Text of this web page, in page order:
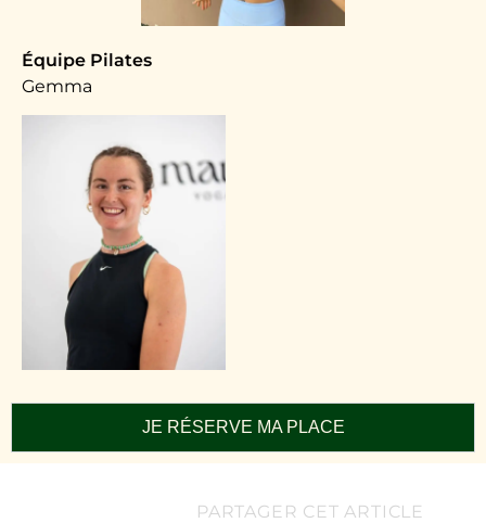
Équipe Pilates
Gemma
JE RÉSERVE MA PLACE
PARTAGER CET ARTICLE